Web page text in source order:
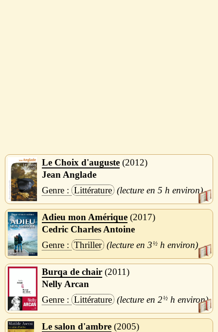
Le Choix d'auguste 2012
Jean Anglade
Littérature
5 h
Adieu mon Amérique 2017
Cedric Charles Antoine
Thriller
3½ h
Burqa de chair 2011
Nelly Arcan
Littérature
2½ h
Le salon d'ambre 2005